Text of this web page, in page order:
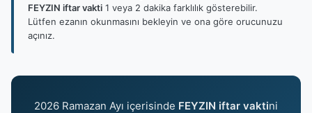
FEYZIN iftar vakti 1 veya 2 dakika farklılık gösterebilir.
Lütfen ezanın okunmasını bekleyin ve ona göre orucunuzu
açınız.
2026 Ramazan Ayı içerisinde FEYZIN iftar vaktini